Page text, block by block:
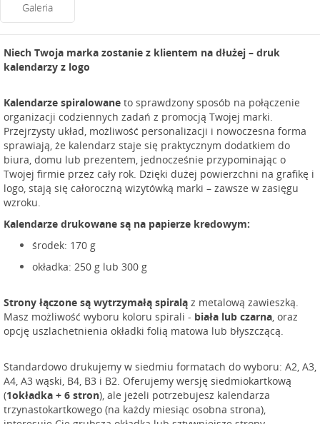
Galeria
Niech Twoja marka zostanie z klientem na dłużej – druk
kalendarzy z logo
Kalendarze spiralowane to sprawdzony sposób na połączenie
organizacji codziennych zadań z promocją Twojej marki.
Przejrzysty układ, możliwość personalizacji i nowoczesna forma
sprawiają, że kalendarz staje się praktycznym dodatkiem do
biura, domu lub prezentem, jednocześnie przypominając o
Twojej firmie przez cały rok. Dzięki dużej powierzchni na grafikę i
logo, stają się całoroczną wizytówką marki – zawsze w zasięgu
wzroku.
Kalendarze drukowane są na papierze kredowym:
środek: 170 g
okładka: 250 g lub 300 g
Strony łączone są wytrzymałą spiralą z metalową zawieszką.
Masz możliwość wyboru koloru spirali - biała lub czarna, oraz
opcję uszlachetnienia okładki folią matowa lub błyszczącą.
Standardowo drukujemy w siedmiu formatach do wyboru: A2, A3,
A4, A3 wąski, B4, B3 i B2. Oferujemy wersję siedmiokartkową
(1okładka + 6 stron), ale jeżeli potrzebujesz kalendarza
trzynastokartkowego (na każdy miesiąc osobna strona),